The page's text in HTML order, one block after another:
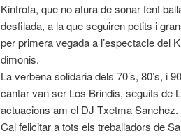
Kintrofa, que no atura de sonar fent
desfilada, a la que seguiren petits i
per primera vegada a l’espectacle del
dimonis.
La verbena solidaria dels 70’s, 80’s, i
cantar van ser Los Brindis, seguits de
actuacions am el DJ Txetma Sanchez.
Cal felicitar a tots els treballadors de